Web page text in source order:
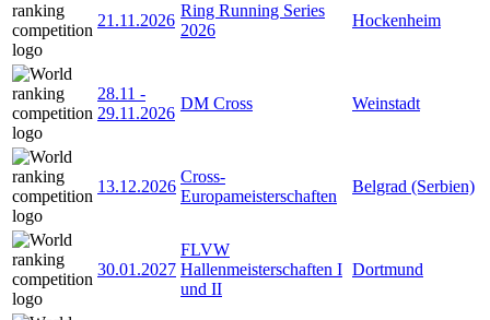
21.11.2026
Ring Running Series
2026
Hockenheim
28.11 -
29.11.2026
DM Cross Weinstadt
13.12.2026
Cross-
Europameisterschaften
Belgrad (Serbien)
30.01.2027
FLVW
Hallenmeisterschaften I
und II
Dortmund